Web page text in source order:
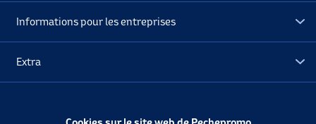
Informations pour les entreprises
Extra